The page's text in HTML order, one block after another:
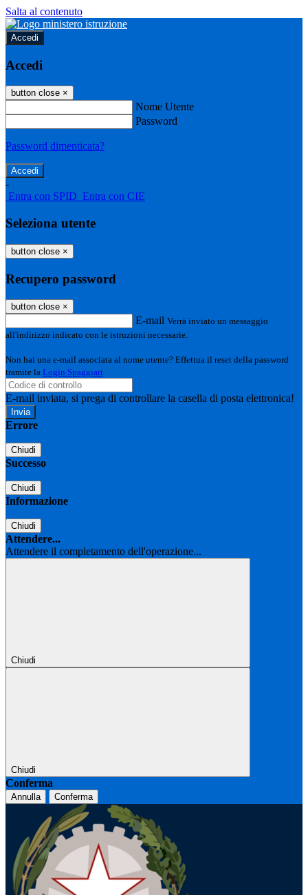
Salta al contenuto
Accedi
Accedi
button close ×
Nome Utente
Password
Password dimenticata?
-
Entra con SPID Entra con CIE
Seleziona utente
button close ×
Recupero password
button close ×
E-mail Verrà inviato un messaggio
all'indirizzo indicato con le istruzioni necessarie.
Non hai una e-mail associata al nome utente? Effettua il reset della password
tramite la Login Spaggiari
E-mail inviata, si prega di controllare la casella di posta elettronica!
Errore
Chiudi
Successo
Chiudi
Informazione
Chiudi
Attendere...
Attendere il completamento dell'operazione...
Chiudi
Chiudi
Conferma
Annulla Conferma